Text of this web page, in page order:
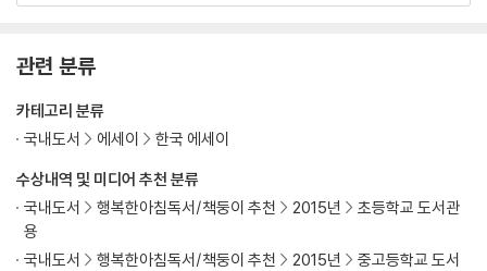
관련 분류
수상내역 및 미디어 추천 분류
국내도서
행복한아침독서/책둥이 추천 2015년
초등학교 도서관
용
국내도서
행복한아침독서/책둥이 추천 2015년
중고등학교 도서
카테고리 분류
국내도서
에세이 한국 에세이